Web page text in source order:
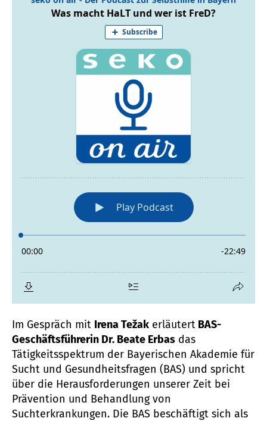
Im Gespräch mit Irena Težak erläutert BAS-
Geschäftsführerin Dr. Beate Erbas das
Tätigkeitsspektrum der Bayerischen Akademie für
Sucht und Gesundheitsfragen (BAS) und spricht
über die Herausforderungen unserer Zeit bei
Prävention und Behandlung von
Suchterkrankungen. Die BAS beschäftigt sich als